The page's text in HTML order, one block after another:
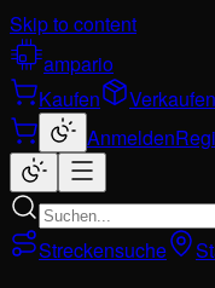
Skip to content
ampario
Kaufen
Verkaufen
Anmelden
Streckensuche